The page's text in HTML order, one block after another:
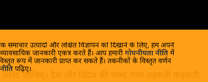
समाचार उत्पादों और लक्षित विज्ञापन को दिखाने के लिए, हम अपने
जानकारी एकत्र करते हैं। आप हमारी गोपनीयता नीति में
रूप में जानकारी प्राप्त कर सकते हैं। तकनीकों के विस्तृत वर्णन
पढ़िए।
लीजिए। देश और विदेश की गरमा गरम तड़कती फड़कती